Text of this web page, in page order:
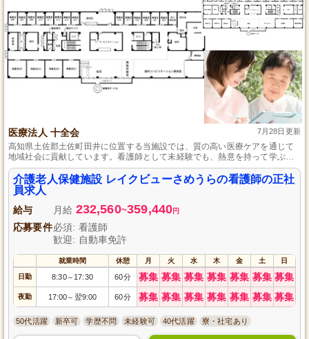
医療法人 十全会 7月28日更新
高知県土佐郡土佐町田井に位置する当施設では、質の高い医療ケアを通じて
地域社会に貢献しています。看護師として未経験でも、熱意を持って学ぶ意
欲があれば、プロフェッショナルへと成長できる支援が充実しております。
介護老人保健施設 レイクビューさめうらの看護師の正社
員求人
給与 月給 232,560~359,440円
応募要件必須: 看護師
歓迎: 自動車免許
就業時間 休憩 月 火 水 木 金 土 日
日勤 8:30～ 17:30 60分 募集 募集 募集 募集 募集 募集 募集
夜勤 17:00～ 翌9:00 60分 募集 募集 募集 募集 募集 募集 募集
50代活躍 新卒可 学歴不問 未経験可 40代活躍 寮・社宅あり